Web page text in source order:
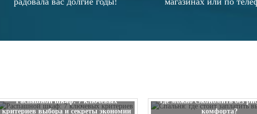
Распашной шкаф: 7 ключевых
критериев выбора и секреты экономии
где можно сэкономить без
комфорта?